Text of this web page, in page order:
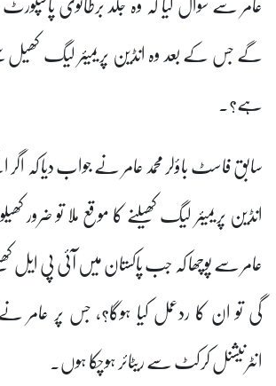
گے جس کے بعد وہ انڈین پریمیئر لیگ کھیل
ہے؟۔
سابق فاسٹ باؤلر محمد عامر نے جواب دیا کہ
انڈین پریمیئر لیگ کھیلنے کا موقع ملا تو
عامر سے پوچھا کہ جب پاکستان میں آئی پی ایل
گی تو ان کا ردعمل کیا ہوگا؟، جس پر عامر
انٹرنیشنل کرکٹ سے ریٹائر ہوچکا ہوں۔